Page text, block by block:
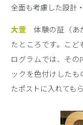
全面も考慮した設計
大萱 体験の証（あ
たところです。こ
ログラムでは、そ
ックを色付けした
たポストに入れても